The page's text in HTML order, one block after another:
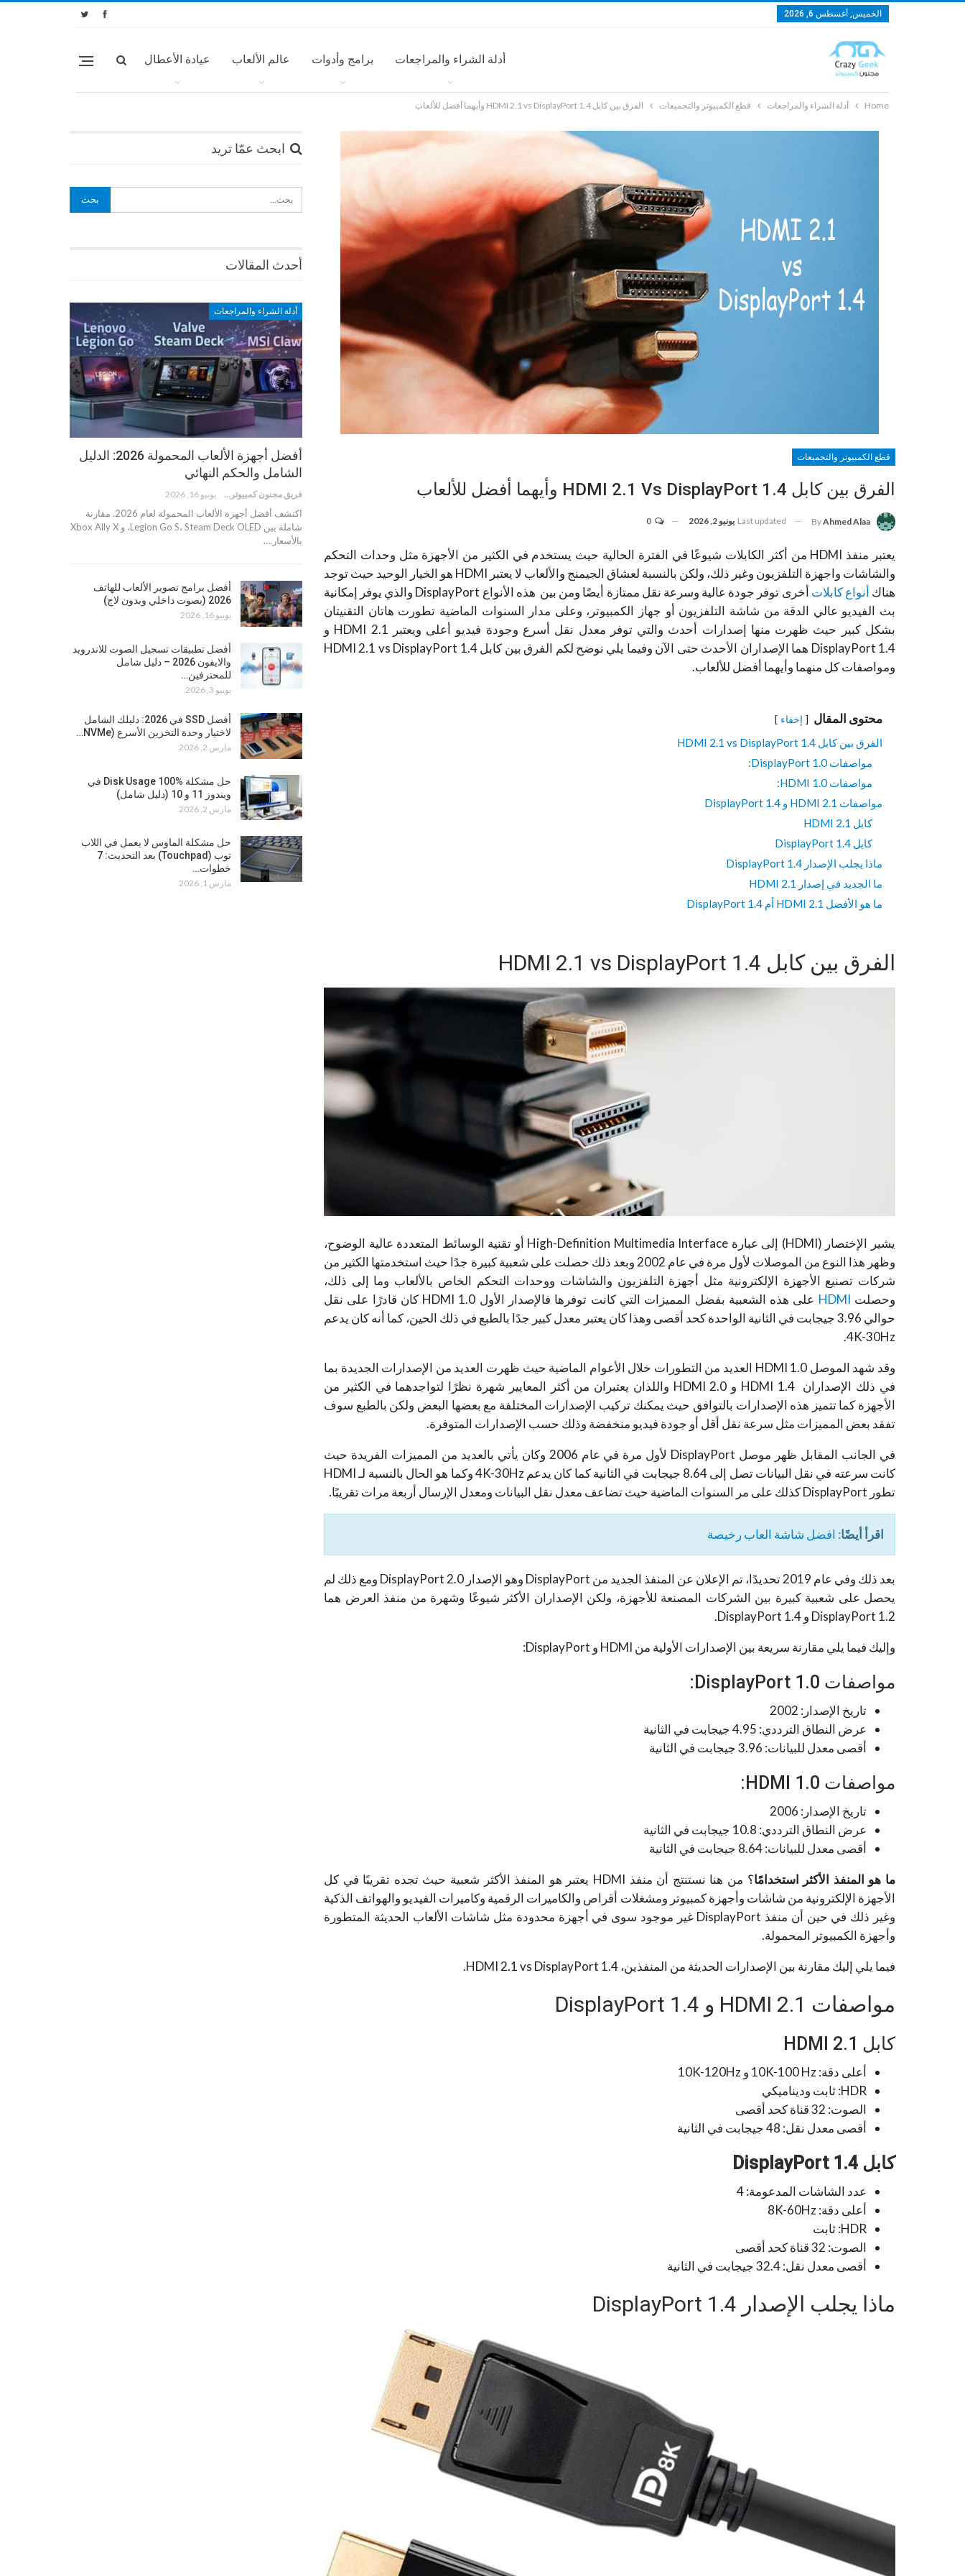
الخميس, أغسطس 6, 2026
أدلة الشراء والمراجعات برامج وأدوات عالم الألعاب عيادة الأعطال
Home أدلة الشراء والمراجعات قطع الكمبيوتر والتجميعات الفرق بين كابل HDMI 2.1 vs Dis­play­Port 1.4 وأيهما أفضل للألعاب
قطع الكمبيوتر والتجميعات
الفرق بين كابل HDMI 2.1 Vs Dis­play­Port 1.4 وأيهما أفضل للألعاب
ByAhmed Alaa
Last updated يونيو 2, 2026
يعتبر منفذ HDMI من أكثر الكابلات شيوعًا في الفترة الحالية حيث يستخدم في الكثير من الأجهزة مثل وحدات التحكم
والشاشات واجهزة التلفزيون وغير ذلك، ولكن بالنسبة لعشاق الجيمنج والألعاب لا يعتبر HDMI هو الخيار الوحيد حيث توجد
هناك أنواع كابلات
أخرى توفر جودة عالية وسرعة نقل ممتازة أيضًا ومن بين هذه الأنواع DisplayPort والذي يوفر إمكانية
بث الفيديو عالي الدقة من شاشة التلفزيون أو جهاز الكمبيوتر، وعلى مدار السنوات الماضية تطورت هاتان التقنيتان
بشكل كبير حيث ظهرت منها إصدارات أحدث والتي توفر معدل نقل أسرع وجودة فيديو أعلى ويعتبر HDMI 2.1 و
DisplayPort 1.4 هما الإصداران الأحدث حتى الآن وفيما يلي نوضح لكم الفرق بين كابل HDMI 2.1 vs Dis­play­Port 1.4
ومواصفات كل منهما وأيهما أفضل للألعاب.
محتوى المقال إخفاء
الفرق بين كابل HDMI 2.1 vs Dis­play­Port 1.4
مواصفات DisplayPort 1.0:
مواصفات HDMI 1.0:
مواصفات HDMI 2.1 و Dis­play­Port 1.4
كابل HDMI 2.1
كابل Dis­play­Port 1.4
ماذا يجلب الإصدار Dis­play­Port 1.4
ما الجديد في إصدار HDMI 2.1
ما هو الأفضل HDMI 2.1 أم Dis­play­Port 1.4
الفرق بين كابل HDMI 2.1 vs Dis­play­Port 1.4
يشير الإختصار (HDMI) إلى عبارة High-Definition Multimedia Interface أو تقنية الوسائط المتعددة عالية الوضوح،
وظهر هذا النوع من الموصلات لأول مرة في عام 2002 وبعد ذلك حصلت على شعبية كبيرة جدًا حيث استخدمتها الكثير من
شركات تصنيع الأجهزة الإلكترونية مثل أجهزة التلفزيون والشاشات ووحدات التحكم الخاص بالألعاب وما إلى ذلك،
وحصلت HDMI
على هذه الشعبية بفضل المميزات التي كانت توفرها فالإصدار الأول HDMI 1.0 كان قادرًا على نقل
حوالي 3.96 جيجابت في الثانية الواحدة كحد أقصى وهذا كان يعتبر معدل كبير جدًا بالطبع في ذلك الحين، كما أنه كان يدعم
4K-30Hz.
وقد شهد الموصل HDMI 1.0 العديد من التطورات خلال الأعوام الماضية حيث ظهرت العديد من الإصدارات الجديدة بما
في ذلك الإصداران HDMI 1.4 و HDMI 2.0 واللذان يعتبران من أكثر المعايير شهرة نظرًا لتواجدهما في الكثير من
الأجهزة كما تتميز هذه الإصدارات بالتوافق حيث يمكنك تركيب الإصدارات المختلفة مع بعضها البعض ولكن بالطبع سوف
تفقد بعض المميزات مثل سرعة نقل أقل أو جودة فيديو منخفضة وذلك حسب الإصدارات المتوفرة.
في الجانب المقابل ظهر موصل DisplayPort لأول مرة في عام 2006 وكان يأتي بالعديد من المميزات الفريدة حيث
كانت سرعته في نقل البيانات تصل إلى 8.64 جيجابت في الثانية كما كان يدعم 4K-30Hz وكما هو الحال بالنسبة لـ HDMI
تطور DisplayPort كذلك على مر السنوات الماضية حيث تضاعف معدل نقل البيانات ومعدل الإرسال أربعة مرات تقريبًا.
اقرأ أيضًا: افضل شاشة العاب رخيصة
بعد ذلك وفي عام 2019 تحديدًا، تم الإعلان عن المنفذ الجديد من DisplayPort وهو الإصدار DisplayPort 2.0 ومع ذلك لم
يحصل على شعبية كبيرة بين الشركات المصنعة للأجهزة، ولكن الإصداران الأكثر شيوعًا وشهرة من منفذ العرض هما
DisplayPort 1.2 و DisplayPort 1.4.
وإليك فيما يلي مقارنة سريعة بين الإصدارات الأولية من HDMI و Dis­play­Port:
مواصفات DisplayPort 1.0:
تاريخ الإصدار: 2002
عرض النطاق الترددي: 4.95 جيجابت في الثانية
أقصى معدل للبيانات: 3.96 جيجابت في الثانية
مواصفات HDMI 1.0:
تاريخ الإصدار: 2006
عرض النطاق الترددي: 10.8 جيجابت في الثانية
أقصى معدل للبيانات: 8.64 جيجابت في الثانية
ما هو المنفذ الأكثر استخدامًا
؟ من هنا نستنتج أن منفذ HDMI يعتبر هو المنفذ الأكثر شعبية حيث تجده تقريبًا في كل
الأجهزة الإلكترونية من شاشات وأجهزة كمبيوتر ومشغلات أقراص والكاميرات الرقمية وكاميرات الفيديو والهواتف الذكية
وغير ذلك في حين أن منفذ DisplayPort غير موجود سوى في أجهزة محدودة مثل شاشات الألعاب الحديثة المتطورة
وأجهزة الكمبيوتر المحمولة.
فيما يلي إليك مقارنة بين الإصدارات الحديثة من المنفذين، HDMI 2.1 vs Dis­play­Port 1.4.
مواصفات HDMI 2.1 و Dis­play­Port 1.4
كابل HDMI 2.1
أعلى دقة: 10K-100 Hz و 10K-120Hz
HDR: ثابت وديناميكي
الصوت: 32 قناة كحد أقصى
أقصى معدل نقل: 48 جيجابت في الثانية
كابل Dis­play­Port 1.4
عدد الشاشات المدعومة: 4
أعلى دقة: 8K-60Hz
HDR: ثابت
الصوت: 32 قناة كحد أقصى
أقصى معدل نقل: 32.4 جيجابت في الثانية
ماذا يجلب الإصدار Dis­play­Port 1.4
ابحث عمّا تريد
أحدث المقالات
أدلة الشراء والمراجعات
أفضل أجهزة الألعاب المحمولة 2026: الدليل
الشامل والحكم النهائي
فريق مجنون كمبيوتر يونيو 16, 2026
اكتشف أفضل أجهزة الألعاب المحمولة لعام 2026. مقارنة
شاملة بين Legion Go S، Steam Deck OLED، و Xbox Ally X
بالأسعار.…
أفضل برامج تصوير الألعاب للهاتف
2026 (بصوت داخلي وبدون لاج)
يونيو 16, 2026
أفضل تطبيقات تسجيل الصوت للاندرويد
والايفون 2026 – دليل شامل
للمحترفين…
يونيو 3, 2026
أفضل SSD في 2026: دليلك الشامل
لاختيار وحدة التخزين الأسرع (NVMe…
مارس 2, 2026
حل مشكلة Disk Usage 100% في
ويندوز 11 و 10 (دليل شامل)
مارس 2, 2026
حل مشكلة الماوس لا يعمل في اللاب
توب (Touchpad) بعد التحديث: 7
خطوات…
مارس 1, 2026